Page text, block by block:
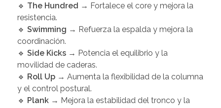
🔹 The Hundred → Fortalece el core y mejora la
resistencia.
🔹 Swimming → Refuerza la espalda y mejora la
coordinación.
🔹 Side Kicks → Potencia el equilibrio y la
movilidad de caderas.
🔹 Roll Up → Aumenta la flexibilidad de la columna
y el control postural.
🔹 Plank → Mejora la estabilidad del tronco y la